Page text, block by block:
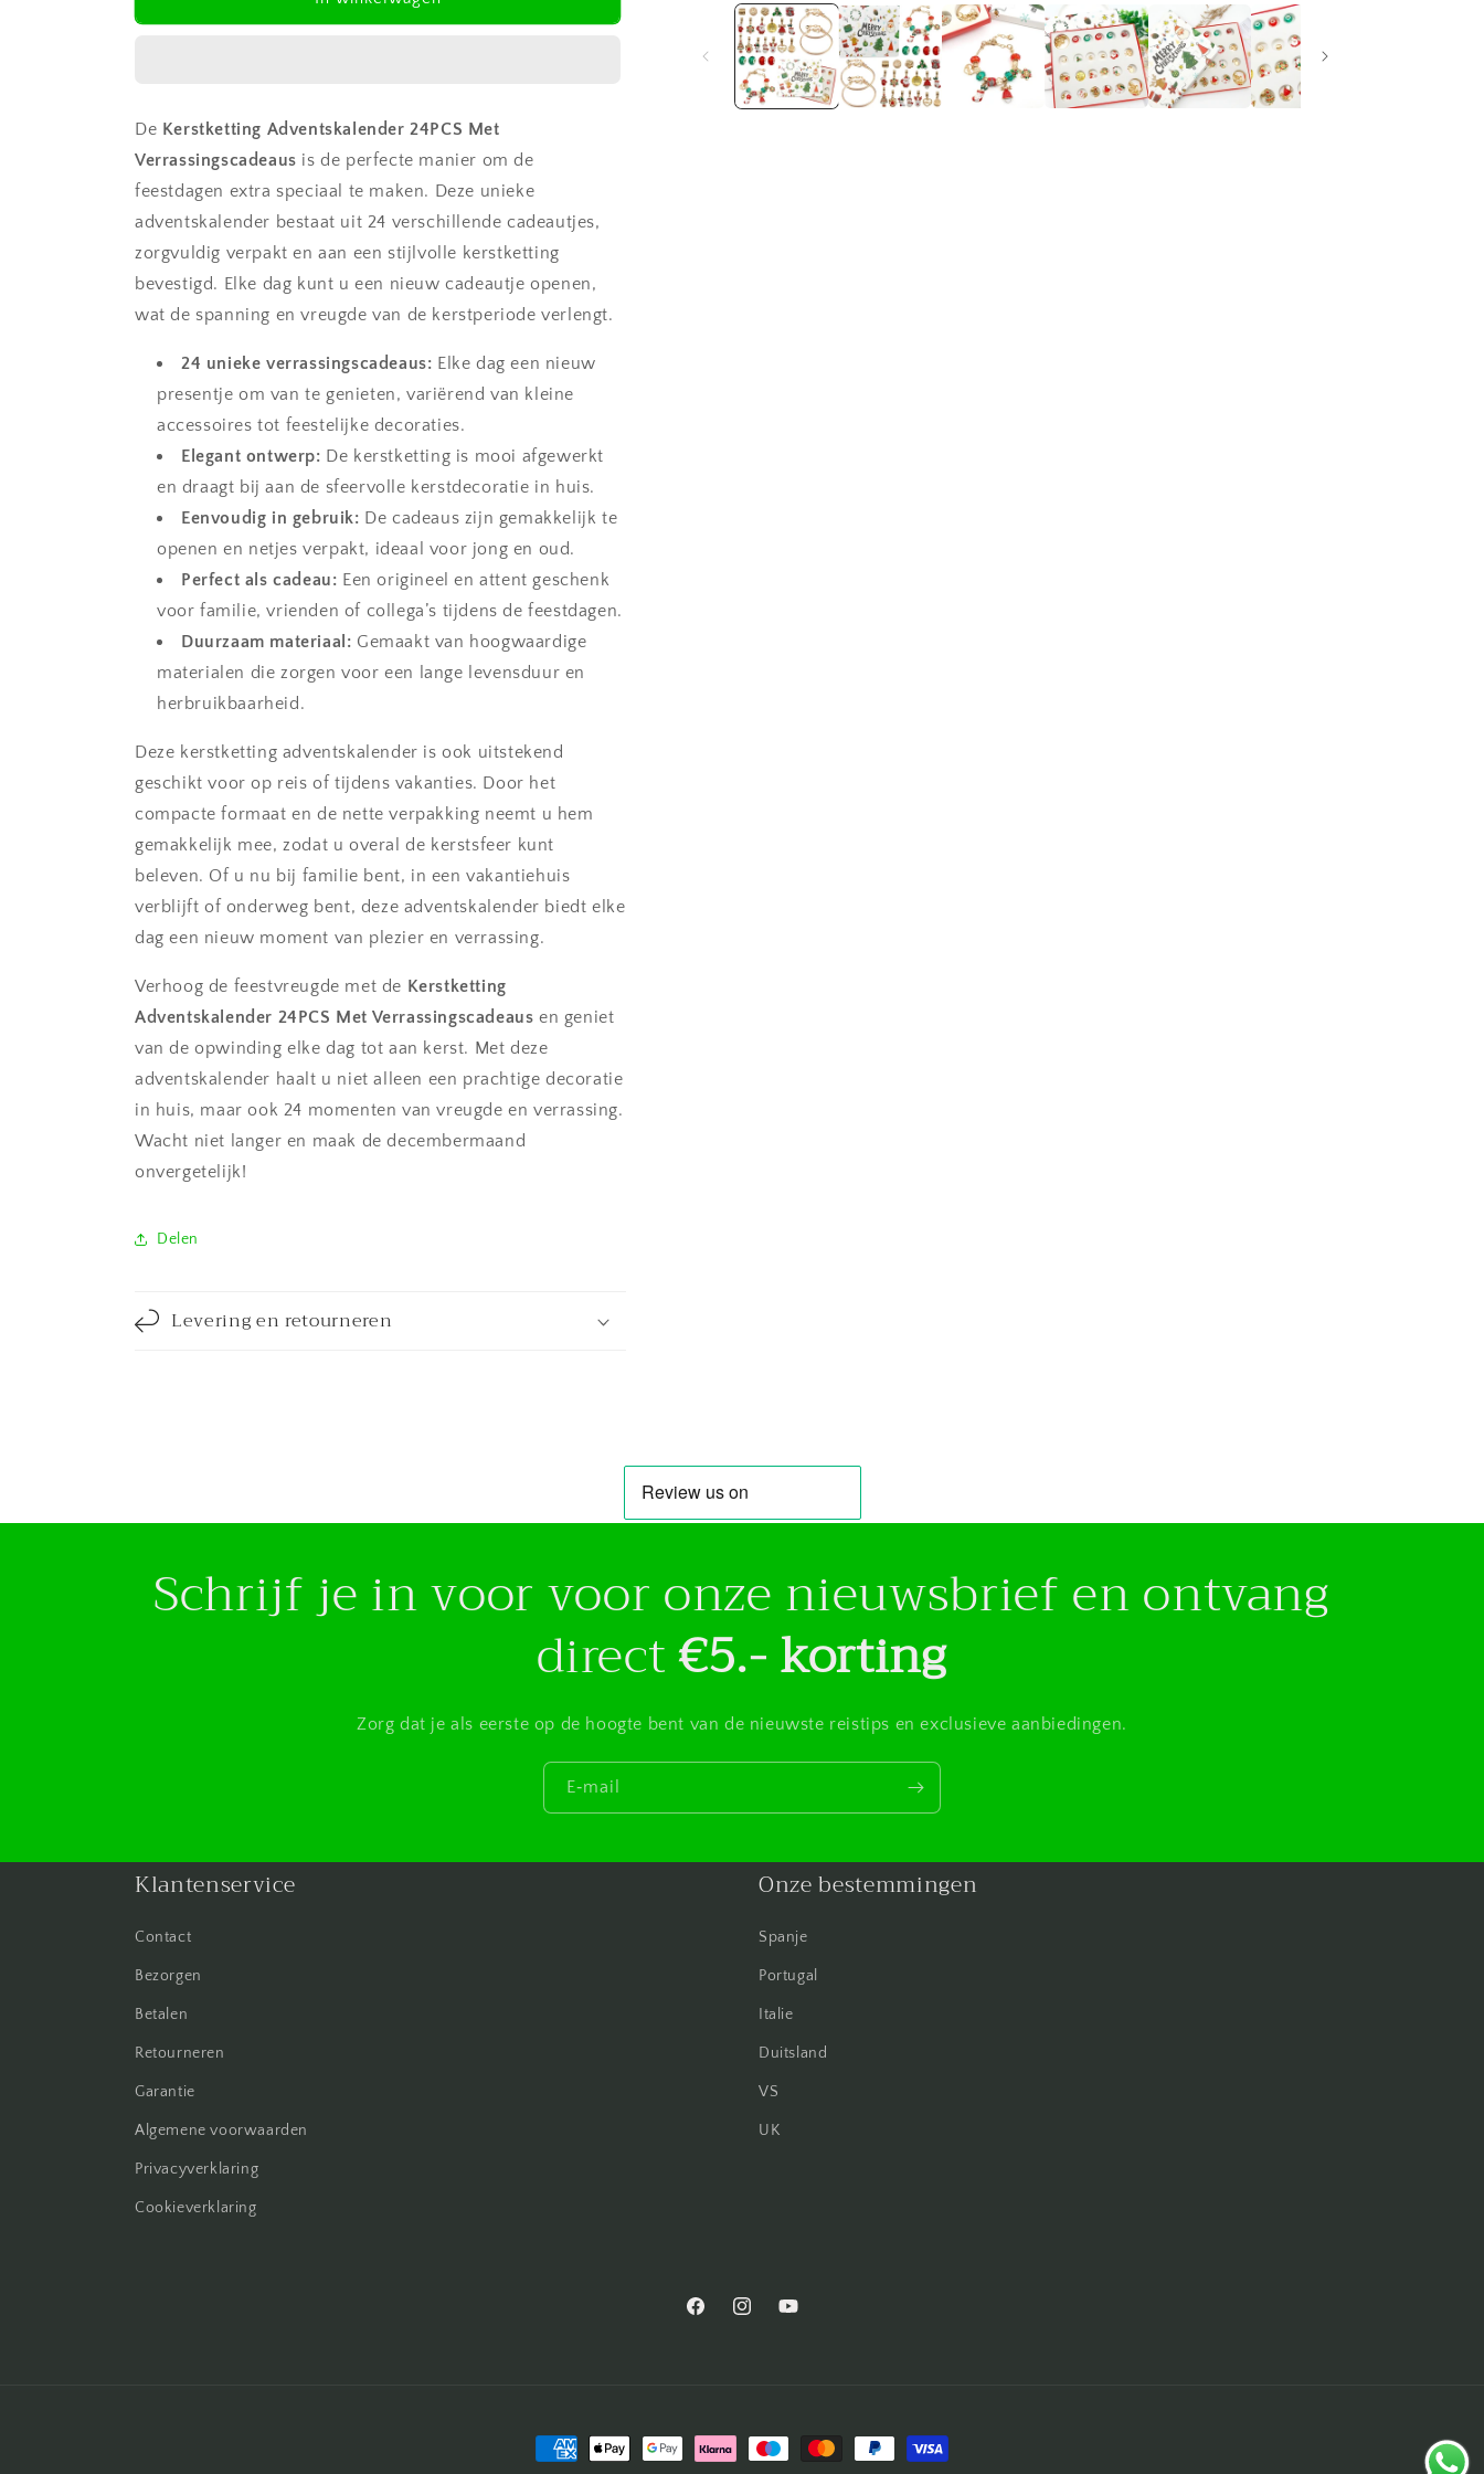
modaal
AdventskalenderAdventskalender
De Kerstketting Adventskalender 24PCS Met
Verrassingscadeaus is de perfecte manier om de
feestdagen extra speciaal te maken. Deze unieke
adventskalender bestaat uit 24 verschillende cadeautjes,
zorgvuldig verpakt en aan een stijlvolle kerstketting
bevestigd. Elke dag kunt u een nieuw cadeautje openen,
wat de spanning en vreugde van de kerstperiode verlengt.
24 unieke verrassingscadeaus: Elke dag een nieuw
presentje om van te genieten, variërend van kleine
accessoires tot feestelijke decoraties.
Elegant ontwerp: De kerstketting is mooi afgewerkt
en draagt bij aan de sfeervolle kerstdecoratie in huis.
Eenvoudig in gebruik: De cadeaus zijn gemakkelijk te
openen en netjes verpakt, ideaal voor jong en oud.
Perfect als cadeau: Een origineel en attent geschenk
voor familie, vrienden of collega’s tijdens de feestdagen.
Duurzaam materiaal: Gemaakt van hoogwaardige
materialen die zorgen voor een lange levensduur en
herbruikbaarheid.
Deze kerstketting adventskalender is ook uitstekend
geschikt voor op reis of tijdens vakanties. Door het
compacte formaat en de nette verpakking neemt u hem
gemakkelijk mee, zodat u overal de kerstsfeer kunt
beleven. Of u nu bij familie bent, in een vakantiehuis
verblijft of onderweg bent, deze adventskalender biedt elke
dag een nieuw moment van plezier en verrassing.
Verhoog de feestvreugde met de Kerstketting
Adventskalender 24PCS Met Verrassingscadeaus en geniet
van de opwinding elke dag tot aan kerst. Met deze
adventskalender haalt u niet alleen een prachtige decoratie
in huis, maar ook 24 momenten van vreugde en verrassing.
Wacht niet langer en maak de decembermaand
onvergetelijk!
Delen
Levering en retourneren
Schrijf je in voor voor onze nieuwsbrief en ontvang
direct€5.- korting
Zorg dat je als eerste op de hoogte bent van de nieuwste reistips en exclusieve aanbiedingen.
E‑mail
Klantenservice
Contact
Bezorgen
Betalen
Retourneren
Garantie
Algemene voorwaarden
Privacyverklaring
Cookieverklaring
Onze bestemmingen
Spanje
Portugal
Italie
Duitsland
VS
UK
FacebookInstagramYouTube
Betaalmethoden